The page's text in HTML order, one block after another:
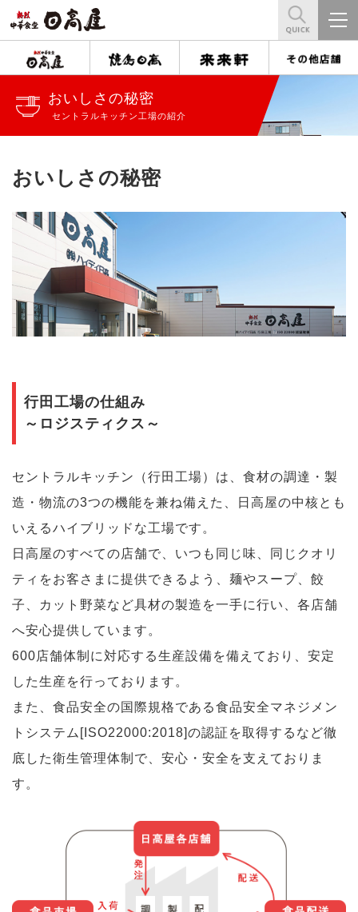
おいしさの秘密
セントラルキッチン工場の紹介
おいしさの秘密
行田工場の仕組み
～ロジスティクス～
セントラルキッチン（行田工場）は、食材の調達・製
造・物流の3つの機能を兼ね備えた、日高屋の中核とも
いえるハイブリッドな工場です。
日高屋のすべての店舗で、いつも同じ味、同じクオリ
ティをお客さまに提供できるよう、麺やスープ、餃
子、カット野菜など具材の製造を一手に行い、各店舗
へ安心提供しています。
600店舗体制に対応する生産設備を備えており、安定
した生産を行っております。
また、食品安全の国際規格である食品安全マネジメン
トシステム[ISO22000:2018]の認証を取得するなど徹
底した衛生管理体制で、安心・安全を支えておりま
す。